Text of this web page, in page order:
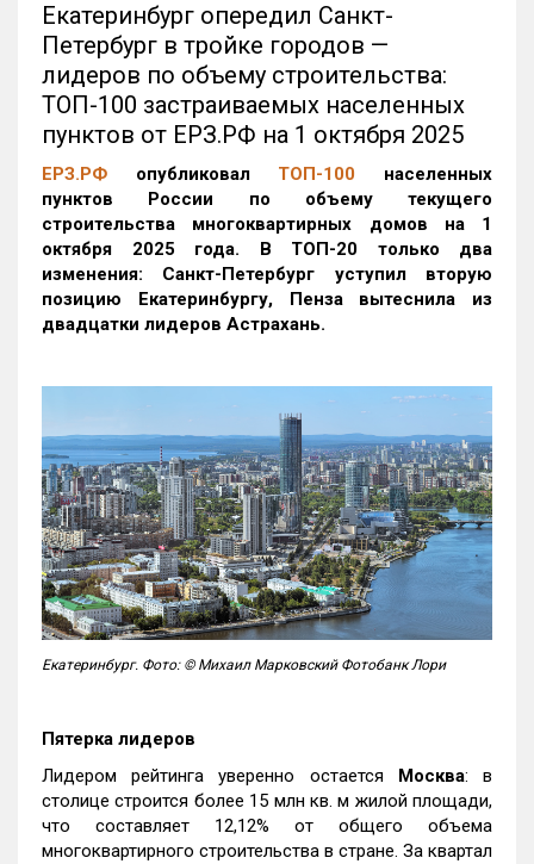
Екатеринбург опередил Санкт-
Петербург в тройке городов —
лидеров по объему строительства:
ТОП-100 застраиваемых населенных
пунктов от ЕРЗ.РФ на 1 октября 2025
ЕРЗ.РФ опубликовал ТОП-100 населенных
пунктов России по объему текущего
строительства многоквартирных домов на 1
октября 2025 года. В ТОП-20 только два
изменения: Санкт-Петербург уступил вторую
позицию Екатеринбургу, Пенза вытеснила из
двадцатки лидеров Астрахань.
Екатеринбург. Фото: © Михаил Марковский Фотобанк Лори
Пятерка лидеров
Лидером рейтинга уверенно остается Москва: в
столице строится более 15 млн кв. м жилой площади,
что составляет 12,12% от общего объема
многоквартирного строительства в стране. За квартал